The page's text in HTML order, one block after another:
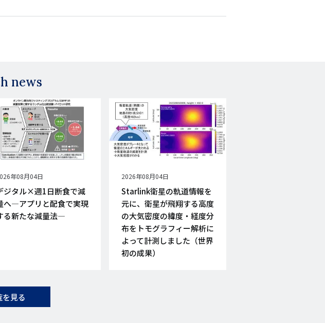
news
年08月04日
ジタル×週1日断食で減
へ―アプリと配食で実現
る新たな減量法―
公
開
日
2026年08月04日
Starlink衛星の軌道情報を
元に、衛星が飛翔する高度
の大気密度の緯度・経度分
布をトモグラフィー解析に
よって計測しました（世界
初の成果）
見る